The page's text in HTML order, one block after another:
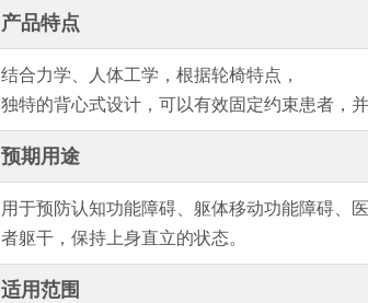
产品特点
结合力学、人体工学， 根据轮椅特点 ，
独特的背心式设计，可以有效固定约束患者，
预期用途
用于预防认知功能障碍、躯体移动功能障碍、
者躯干，保持上身直立的状态。
适用范围